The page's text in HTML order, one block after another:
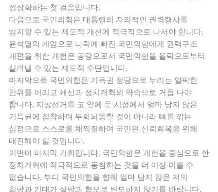
정상화하는 첫 걸음입니다.
다음으로 국민의힘은 대통령의 자의적인 권력행사를
방지할 수 있는 제도적 개선에 적극적으로 나서야 합니다.
윤석열의 계엄으로 나락에 빠진 국민의힘에게 권력구조
개편을 위한 개헌은 공당으로서 국민의힘을 몰락으로부터
살려낼 수 있는 제도적 수단입니다.
마지막으로 국민의힘은 기득권 정당으로 누리는 얄팍한
안위를 버리고 쇄신과 정치개혁의 약속으로 거듭 나야
합니다. 지방선거를 코 앞에 둔 시점에서 얼마 남지 않은
기득권에 집착하며 부화뇌동할 것이 아니라 뼈를 깎는
심정으로 스스로를 채찍질하며 국민읜 신뢰회복을 위해
매진해야 할 것입니다.
이번이 마지막 기회입니다. 국민의힘은 개헌을 중심으로 한
정치개혁에 적극적으로 동참하는 것을 더 이상 미룰 수
없습니다. 부디 국민의힘을 향해 얼마 남지 않은 저의
희망과 기대가 실망과 혐오로 변모하지 않기를 바랍니다.